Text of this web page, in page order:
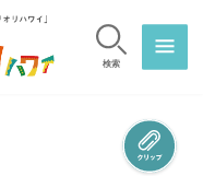
検索